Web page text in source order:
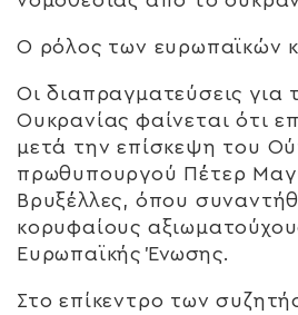
Ο ρόλος των ευρωπαϊκών
Οι διαπραγματεύσεις για
Ουκρανίας φαίνεται ότι
μετά την επίσκεψη του
πρωθυπουργού Πέτερ
Βρυξέλλες, όπου
κορυφαίους
Ευρωπαϊκής Ένωσης.
Στο επίκεντρο των